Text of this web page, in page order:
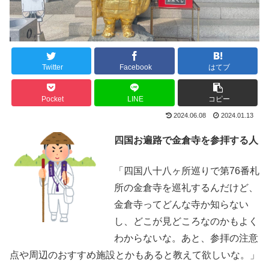
Twitter Facebook はてブ
Pocket LINE コピー
2024.06.08 2024.01.13
四国お遍路で金倉寺を参拝する人
「四国八十八ヶ所巡りで第76番札
所の金倉寺を巡礼するんだけど、
金倉寺ってどんな寺か知らない
し、どこが見どころなのかもよく
わからないな。あと、参拝の注意
点や周辺のおすすめ施設とかもあると教えて欲しいな。」